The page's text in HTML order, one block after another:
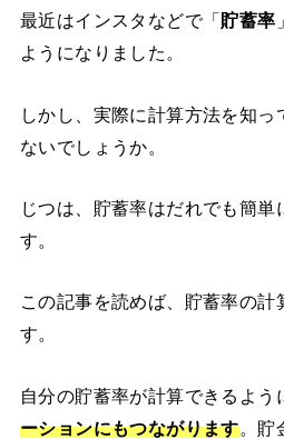
最近はインスタなどで「貯蓄率
ようになりました。
しかし、実際に計算方法を知
ないでしょうか。
じつは、貯蓄率はだれでも簡単
す。
この記事を読めば、貯蓄率の計
す。
自分の貯蓄率が計算できるよう
ーションにもつながります。貯